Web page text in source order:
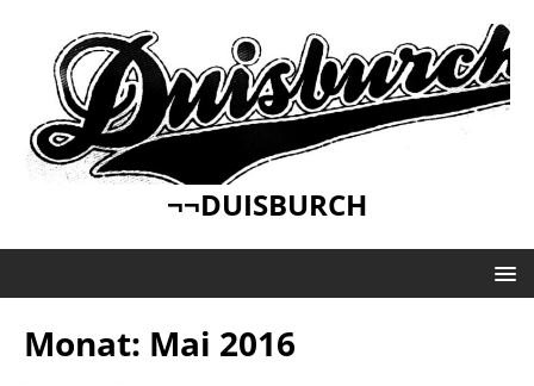
¬¬DUISBURCH
Monat: Mai 2016